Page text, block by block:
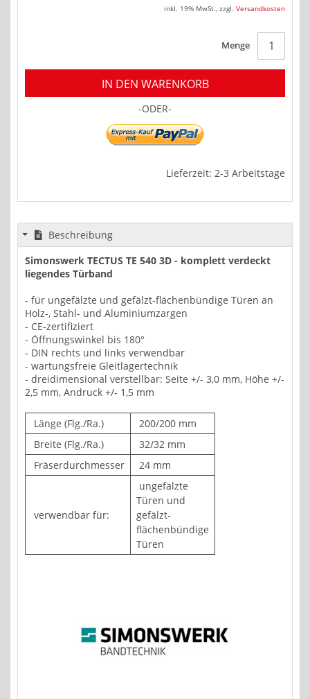
inkl. 19% MwSt., zzgl. Versandkosten
Menge
IN DEN WARENKORB
-ODER-
Lieferzeit: 2-3 Arbeitstage
Beschreibung
Simonswerk TECTUS TE 540 3D - komplett verdeckt
liegendes Türband
- für ungefälzte und gefälzt-flächenbündige Türen an
Holz-, Stahl- und Aluminiumzargen
- CE-zertifiziert
- Öffnungswinkel bis 180°
- DIN rechts und links verwendbar
- wartungsfreie Gleitlagertechnik
- dreidimensional verstellbar: Seite +/- 3,0 mm, Höhe +/-
2,5 mm, Andruck +/- 1,5 mm
Länge (Flg./Ra.)
200/200 mm
Breite (Flg./Ra.)
32/32 mm
Fräserdurchmesser
24 mm
verwendbar für:
ungefälzte
Türen und
gefälzt-
flächenbündige
Türen